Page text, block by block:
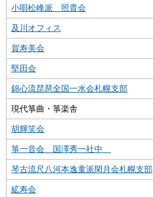
小唄松峰派 照貴会
及川オフィス
賀寿美会
堅田会
錦心流琵琶全国一水会札幌支部
現代箏曲・箏楽舎
胡輝笑会
箏一音会 国澤秀一社中
琴古流尺八河本逸童派閑月会札幌支部
絋寿会